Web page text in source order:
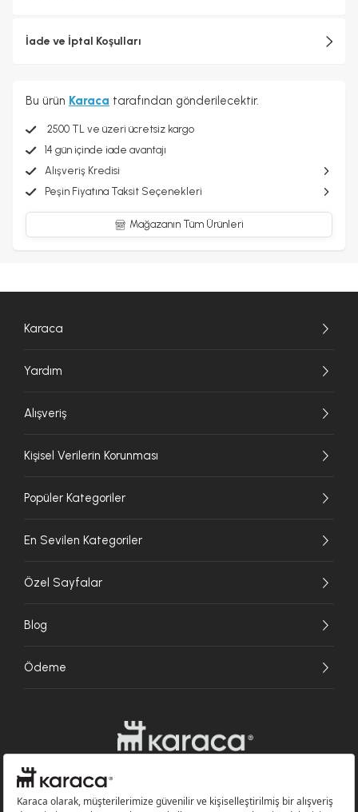
İade ve İptal Koşulları
Bu ürün Karaca tarafından gönderilecektir.
2500 TL ve üzeri ücretsiz kargo
14 gün içinde iade avantajı
Alışveriş Kredisi
Peşin Fiyatına Taksit Seçenekleri
Mağazanın Tüm Ürünleri
Karaca
Yardım
Alışveriş
Kişisel Verilerin Korunması
Popüler Kategoriler
En Sevilen Kategoriler
Özel Sayfalar
Blog
Ödeme